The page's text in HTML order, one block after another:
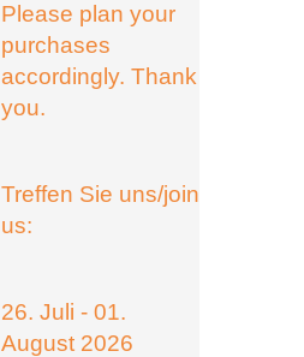
Please plan your
purchases
accordingly. Thank
you.
Treffen Sie uns/join
us:
26. Juli - 01.
August 2026